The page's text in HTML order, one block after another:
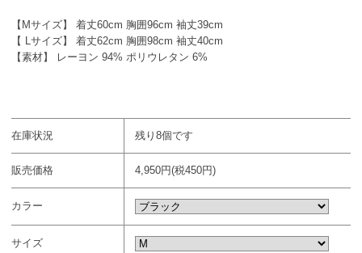
【Mサイズ】 着丈60cm 胸囲96cm 袖丈39cm
【 Lサイズ】 着丈62cm 胸囲98cm 袖丈40cm
【素材】 レーヨン 94% ポリウレタン 6%
在庫状況 残り8個です
販売価格 4,950円(税450円)
カラー
サイズ